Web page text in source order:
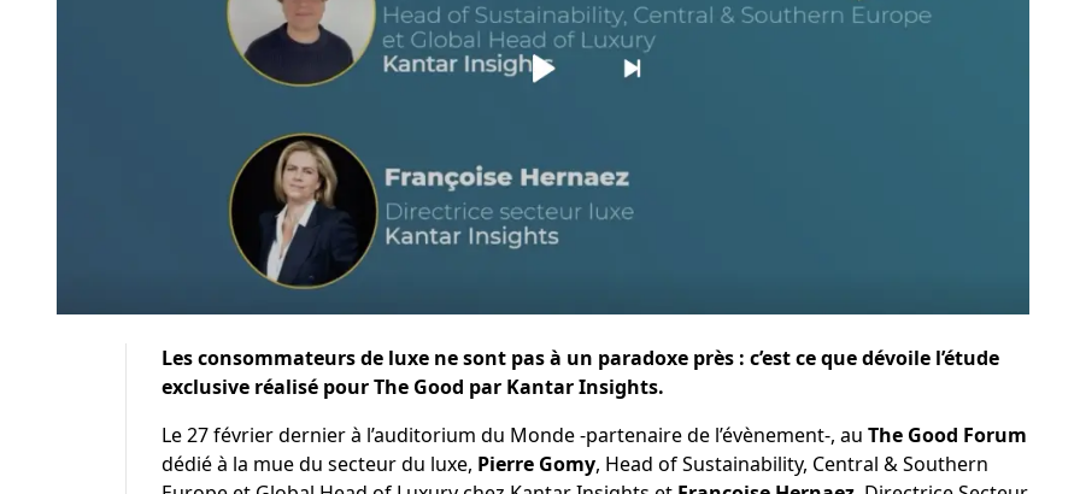
Les consommateurs de luxe ne sont pas à un paradoxe près : c’est ce que dévoile l’étude
exclusive réalisé pour The Good par Kantar Insights.
Le 27 février dernier à l’auditorium du Monde -partenaire de l’évènement-, au The Good Forum
dédié à la mue du secteur du luxe, Pierre Gomy, Head of Sustainability, Central & Southern